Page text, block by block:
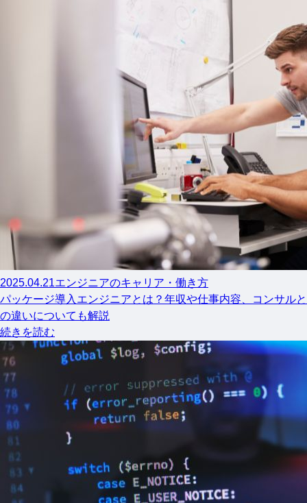
2025.04.21エンジニアのキャリア・働き方
パッケージ導入エンジニアとは？年収や仕事内容、コンサルと
の違いについても解説
続きを読む